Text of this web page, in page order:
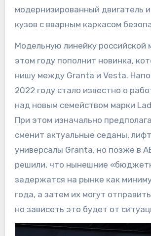
модернизированный двигатель
кузов с вварным каркасом
Модельную линейку российской
этом году пополнит новинка,
нишу между Granta и Vesta.
2022 году стало известно о
над новым семейством марки
При этом изначально
сменит актуальные седаны,
универсалы Granta, но позже в
решили, что нынешние
задержатся на рынке как
года, а затем их могут
но зависеть это будет от